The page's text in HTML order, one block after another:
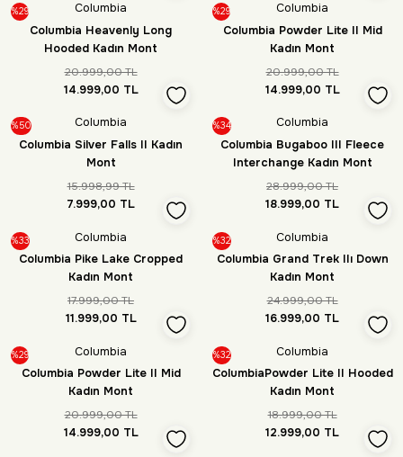
%29
Columbia
Columbia Heavenly Long
Hooded Kadın Mont
20.999,00 TL
14.999,00 TL
%29
Columbia
Columbia Powder Lite II Mid
Kadın Mont
20.999,00 TL
14.999,00 TL
%50
Columbia
Columbia Silver Falls II Kadın
Mont
15.998,99 TL
7.999,00 TL
%34
Columbia
Columbia Bugaboo III Fleece
Interchange Kadın Mont
28.999,00 TL
18.999,00 TL
%33
Columbia
Columbia Pike Lake Cropped
Kadın Mont
17.999,00 TL
11.999,00 TL
%32
Columbia
Columbia Grand Trek IIı Down
Kadın Mont
24.999,00 TL
16.999,00 TL
%29
Columbia
Columbia Powder Lite II Mid
Kadın Mont
20.999,00 TL
14.999,00 TL
%32
Columbia
ColumbiaPowder Lite II Hooded
Kadın Mont
18.999,00 TL
12.999,00 TL